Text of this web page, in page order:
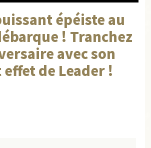
épéiste au
! Tranchez
avec son
de Leader !